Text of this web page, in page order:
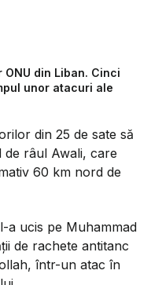
din Liban. Cinci
unor atacuri ale
din 25 de sate să
de râul Awali, care
60 km nord de
a ucis pe Muhammad
de rachete antitanc
într-un atac în